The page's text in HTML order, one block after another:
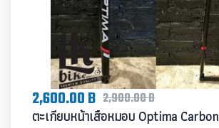
2,600.00 B 2,900.00 B
ตะเกียบหน้าเสือหมอบ Optima Carbon